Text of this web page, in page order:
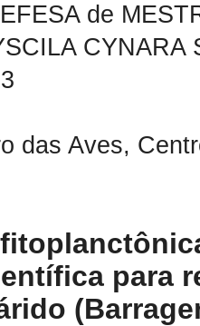
de
CYNARA
das Aves,
para